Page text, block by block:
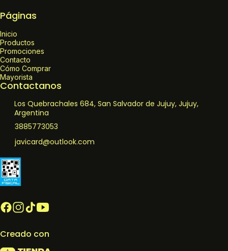
Páginas
Inicio
Productos
Promociones
Contacto
Cómo Comprar
Mayorista
Contactanos
Los Quebrachales 684, San Salvador de Jujuy, Jujuy,
Argentina
3885773053
javicard@outlook.com
Creado con